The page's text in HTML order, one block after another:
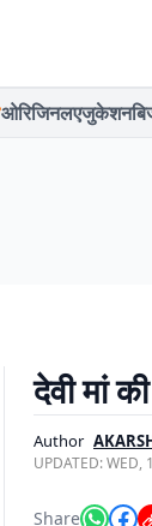
ओरिजिनलएजुकेशन
देवी मां
Author
UPDATED:WED,
Share